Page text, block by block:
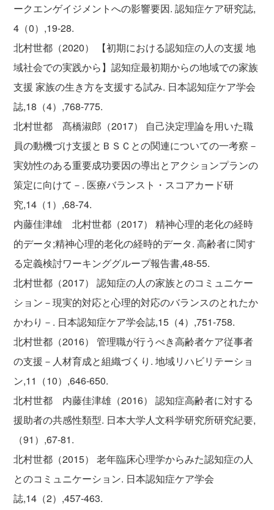
ークエンゲイジメントへの影響要因. 認知症ケア研究誌,
4（0）,19-28.
北村世都（2020） 【初期における認知症の人の支援 地
域社会での実践から】認知症最初期からの地域での家族
支援 家族の生き方を支援する試み. 日本認知症ケア学会
誌,18（4）,768-775.
北村世都 髙橋淑郎（2017） 自己決定理論を用いた職
員の動機づけ支援とＢＳＣとの関連についての一考察－
実効性のある重要成功要因の導出とアクションプランの
策定に向けて－. 医療バランスト・スコアカード研
究,14（1）,68-74.
内藤佳津雄 北村世都（2017） 精神心理的老化の経時
的データ;精神心理的老化の経時的データ. 高齢者に関す
る定義検討ワーキンググループ報告書,48-55.
北村世都（2017） 認知症の人の家族とのコミュニケー
ション－現実的対応と心理的対応のバランスのとれたか
かわり－. 日本認知症ケア学会誌,15（4）,751-758.
北村世都（2016） 管理職が行うべき高齢者ケア従事者
の支援－人材育成と組織づくり. 地域リハビリテーショ
ン,11（10）,646-650.
北村世都 内藤佳津雄（2016） 認知症高齢者に対する
援助者の共感性類型. 日本大学人文科学研究所研究紀要,
（91）,67-81.
北村世都（2015） 老年臨床心理学からみた認知症の人
とのコミュニケーション. 日本認知症ケア学会
誌,14（2）,457-463.